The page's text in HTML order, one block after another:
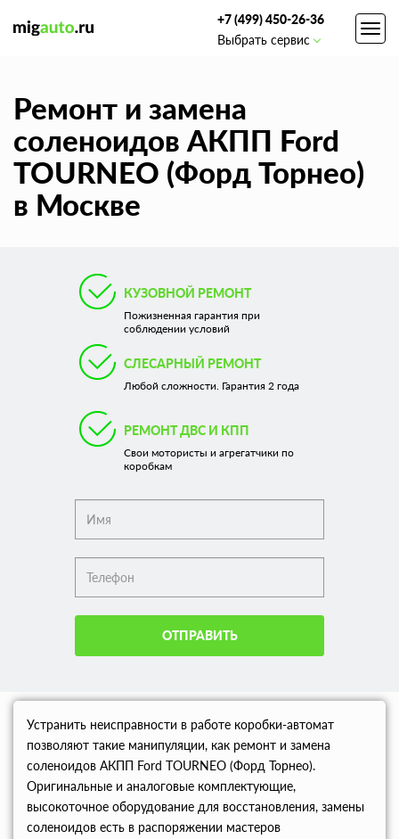
+7 (499) 450-26-36
Выбрать сервис
Ремонт и замена
соленоидов АКПП Ford
TOURNEO (Форд Торнео)
в Москве
КУЗОВНОЙ РЕМОНТ
Пожизненная гарантия при
соблюдении условий
СЛЕСАРНЫЙ РЕМОНТ
Любой сложности. Гарантия 2 года
РЕМОНТ ДВС И КПП
Свои мотористы и агрегатчики по
коробкам
ОТПРАВИТЬ
Устранить неисправности в работе коробки-автомат
позволяют такие манипуляции, как ремонт и замена
соленоидов АКПП Ford TOURNEO (Форд Торнео).
Оригинальные и аналоговые комплектующие,
высокоточное оборудование для восстановления, замены
соленоидов есть в распоряжении мастеров